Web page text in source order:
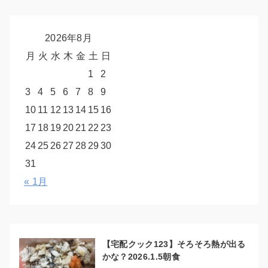
2026年8月
月 火 水 木 金 土 日
1
2
3
4 5 6 7 8
9
10 11 12 13 14 15 16
17 18 19 20 21 22 23
24 25 26 27 28 2930
31
« 1月
【宅配クック123】そろそろ熱が出る
かな？2026.1.5朝食